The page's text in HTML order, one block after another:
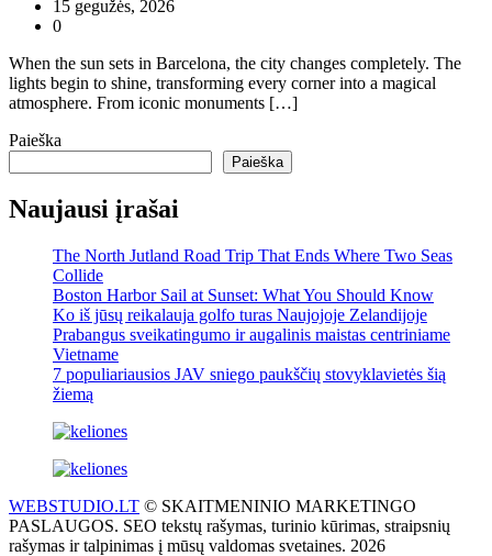
15 gegužės, 2026
0
When the sun sets in Barcelona, the city changes completely. The
lights begin to shine, transforming every corner into a magical
atmosphere. From iconic monuments […]
Paieška
Paieška
Naujausi įrašai
The North Jutland Road Trip That Ends Where Two Seas
Collide
Boston Harbor Sail at Sunset: What You Should Know
Ko iš jūsų reikalauja golfo turas Naujojoje Zelandijoje
Prabangus sveikatingumo ir augalinis maistas centriniame
Vietname
7 populiariausios JAV sniego paukščių stovyklavietės šią
žiemą
WEBSTUDIO.LT © SKAITMENINIO MARKETINGO
PASLAUGOS. SEO tekstų rašymas, turinio kūrimas, straipsnių
rašymas ir talpinimas į mūsų valdomas svetaines. 2026